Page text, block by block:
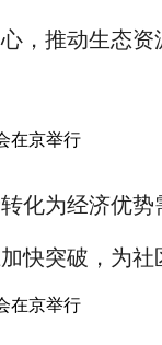
，推动生态
化为经济优
快突破，为社